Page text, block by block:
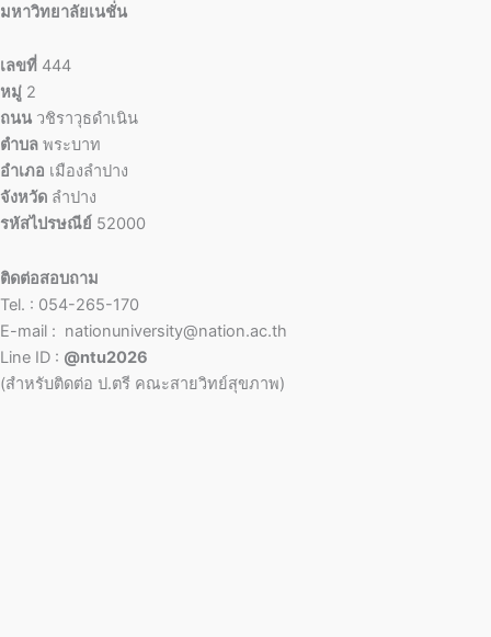
มหาวิทยาลัยเนชั่น
เลขที่ 444
หมู่ 2
ถนน วชิราวุธดำเนิน
ตำบล พระบาท
อำเภอ เมืองลำปาง
จังหวัด ลำปาง
รหัสไปรษณีย์ 52000
ติดต่อสอบถาม
Tel. : 054-265-170
E-mail : nationuniversity@nation.ac.th
Line ID : @ntu2026
(สำหรับติดต่อ ป.ตรี คณะสายวิทย์สุขภาพ)